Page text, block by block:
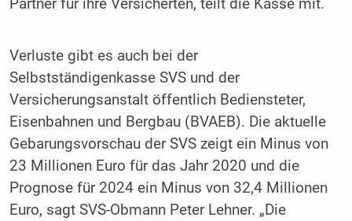
Partner für ihre Versicherten, teilt die Kasse mit.
Verluste gibt es auch bei der
Selbstständigenkasse SVS und der
Versicherungsanstalt öffentlich Bediensteter,
Eisenbahnen und Bergbau (BVAEB). Die aktuelle
Gebarungsvorschau der SVS zeigt ein Minus von
23 Millionen Euro für das Jahr 2020 und die
Prognose für 2024 ein Minus von 32,4 Millionen
Euro, sagt SVS-Obmann Peter Lehner. „Die